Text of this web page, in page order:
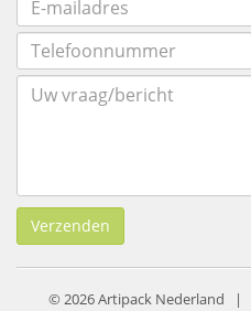
Verzenden
© 2026 Artipack Nederland |